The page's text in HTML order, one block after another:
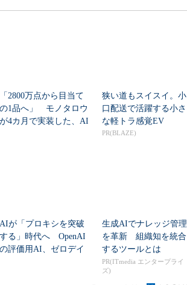
「2800万点から目当て
の1品へ」 モノタロウ
が4カ月で実装した、AI
狭い道もスイスイ。小
口配送で活躍する小さ
な軽トラ感覚EV
PR(BLAZE)
AIが「プロキシを突破
する」時代へ OpenAI
の評価用AI、ゼロデイ
生成AIでナレッジ管理
を革新 組織知を統合
するツールとは
PR(ITmedia エンタープライ
ズ)